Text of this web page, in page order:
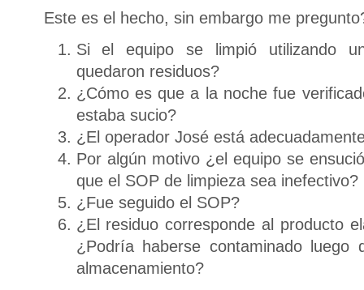
Este es el hecho, sin embargo me
Si el equipo se limpió utilizando
quedaron residuos?
¿Cómo es que a la noche fue
estaba sucio?
¿El operador José está
Por algún motivo ¿el equipo se
que el SOP de limpieza sea inefectivo?
¿Fue seguido el SOP?
¿El residuo corresponde al producto
¿Podría haberse contaminado luego
almacenamiento?